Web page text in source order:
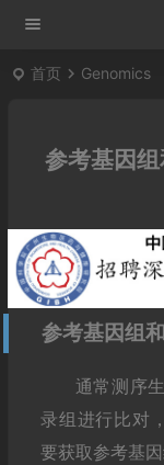
首页 Genomics
参考基因
参考基因组
通常测序
录组进行比对
要获取参考基